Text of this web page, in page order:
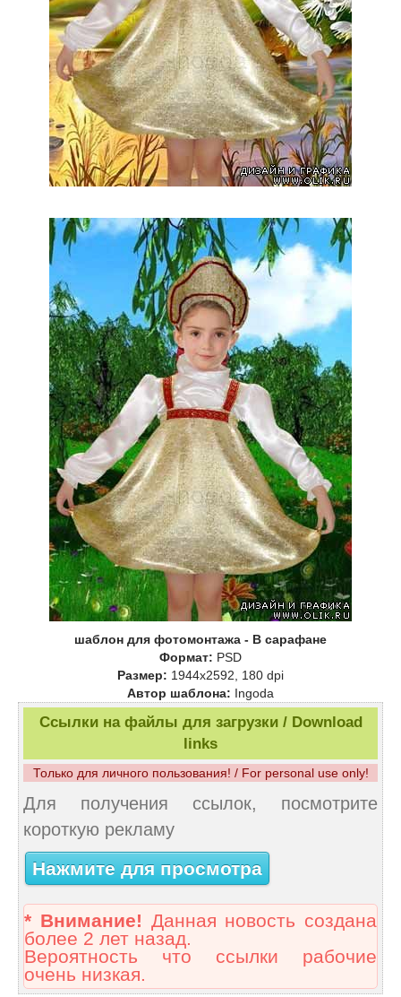
шаблон для фотомонтажа - В сарафане
Формат: PSD
Размер: 1944х2592, 180 dpi
Автор шаблона: Ingoda
Ссылки на файлы для загрузки / Download
links
Только для личного пользования! / For personal use only!
Для получения ссылок, посмотрите
короткую рекламу
Нажмите для просмотра
* Внимание! Данная новость создана
более 2 лет назад.
Вероятность что ссылки рабочие
очень низкая.